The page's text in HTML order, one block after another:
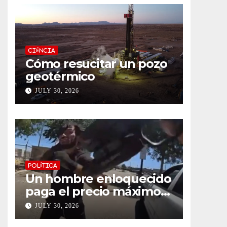
CIÉNCIA
Cómo resucitar un pozo
geotérmico
JULY 30, 2026
POLÍTICA
Un hombre enloquecido
paga el precio máximo
después de llevar un
cuchillo a un tiroteo con
JULY 30, 2026